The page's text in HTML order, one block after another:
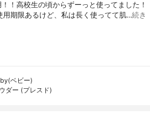
！高校生の頃からずーっと使ってました！
用期限あるけど、私は長く使ってて肌…続き
ベビー)
ダー (プレスド)